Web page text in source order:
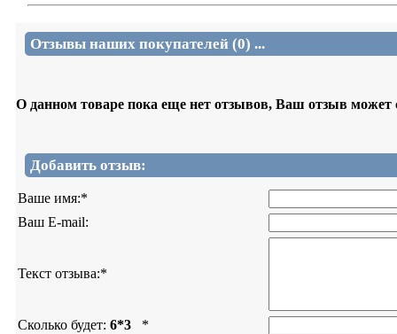
Отзывы наших покупателей (0) ...
О данном товаре пока еще нет отзывов, Ваш отзыв может
Добавить отзыв:
Ваше имя:*
Ваш E-mail:
Текст отзыва:*
Сколько будет: 6*3 *